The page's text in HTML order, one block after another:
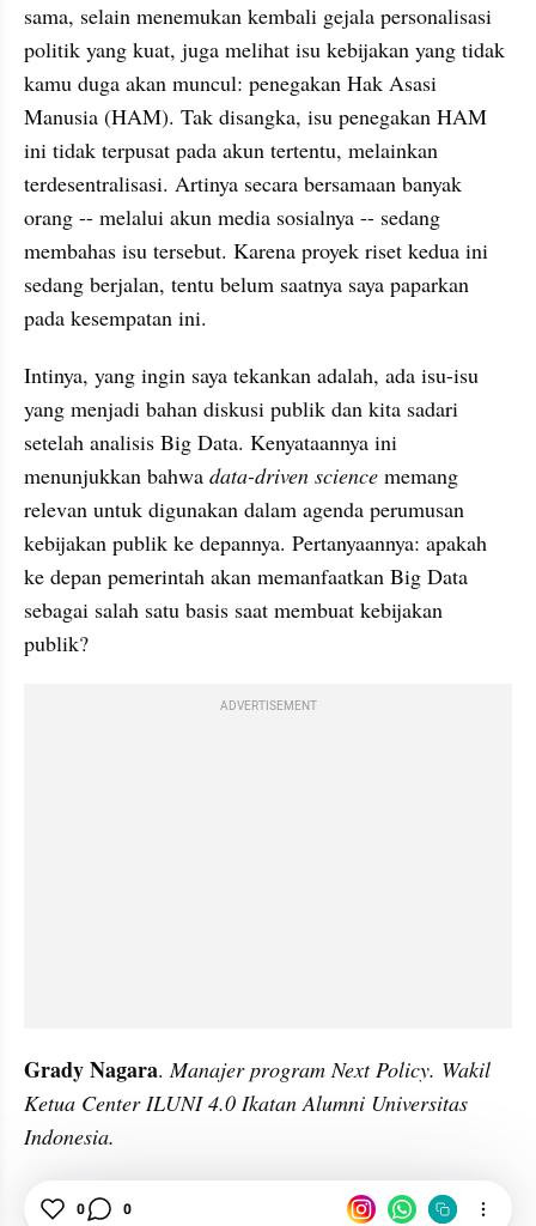
sama, selain menemukan kembali gejala personalisasi
politik yang kuat, juga melihat isu kebijakan yang tidak
kamu duga akan muncul: penegakan Hak Asasi
Manusia (HAM). Tak disangka, isu penegakan HAM
ini tidak terpusat pada akun tertentu, melainkan
terdesentralisasi. Artinya secara bersamaan banyak
orang -- melalui akun media sosialnya -- sedang
membahas isu tersebut. Karena proyek riset kedua ini
sedang berjalan, tentu belum saatnya saya paparkan
pada kesempatan ini.
Intinya, yang ingin saya tekankan adalah, ada isu-isu
yang menjadi bahan diskusi publik dan kita sadari
setelah analisis Big Data. Kenyataannya ini
menunjukkan bahwa data-driven science memang
relevan untuk digunakan dalam agenda perumusan
kebijakan publik ke depannya. Pertanyaannya: apakah
ke depan pemerintah akan memanfaatkan Big Data
sebagai salah satu basis saat membuat kebijakan
publik?
ADVERTISEMENT
Grady Nagara. Manajer program Next Policy. Wakil
Ketua Center ILUNI 4.0 Ikatan Alumni Universitas
Indonesia.
Big Data
0 0